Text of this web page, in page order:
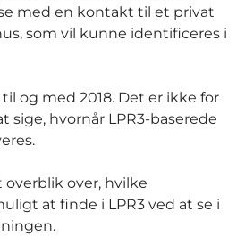
med en kontakt til et privat
som vil kunne identificeres i
og med 2018. Det er ikke for
hvornår LPR3-baserede
over, hvilke
at finde i LPR3 ved at se i